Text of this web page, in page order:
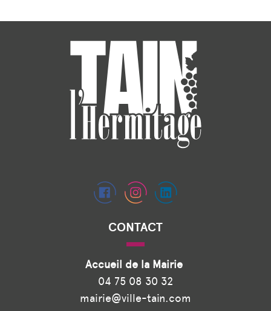
CONTACT
Accueil de la Mairie
04 75 08 30 32
mairie@ville-tain.com